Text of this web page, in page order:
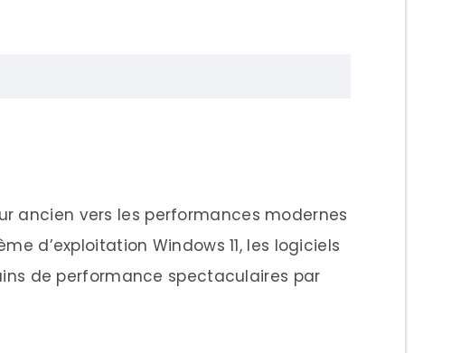
ancien vers les performances modernes
d’exploitation Windows 11, les logiciels
de performance spectaculaires par